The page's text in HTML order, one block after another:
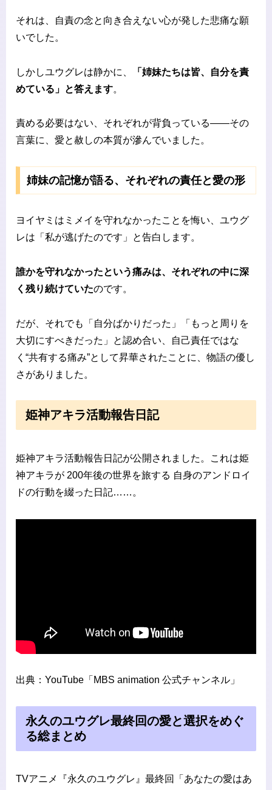
それは、自責の念と向き合えない心が発した悲痛な願
いでした。
しかしユウグレは静かに、
「姉妹たちは皆、自分を責
めている」と答えます。
責める必要はない、それぞれが背負っている――その
言葉に、愛と赦しの本質が滲んでいました。
姉妹の記憶が語る、それぞれの責任と愛の形
ヨイヤミはミメイを守れなかったことを悔い、ユウグ
レは「私が逃げたのです」と告白します。
誰かを守れなかったという痛みは、それぞれの中に深
く残り続けていたのです。
だが、それでも「自分ばかりだった」「もっと周りを
大切にすべきだった」と認め合い、自己責任ではな
く“共有する痛み”として昇華されたことに、物語の優し
さがありました。
姫神アキラ活動報告日記
姫神アキラ活動報告日記が公開されました。これは姫
神アキラが 200年後の世界を旅する 自身のアンドロイ
ドの行動を綴った日記……。
出典：YouTube「MBS animation 公式チャンネル」
永久のユウグレ最終回の愛と選択をめぐ
る総まとめ
TVアニメ『永久のユウグレ』最終回「あなたの愛はあ